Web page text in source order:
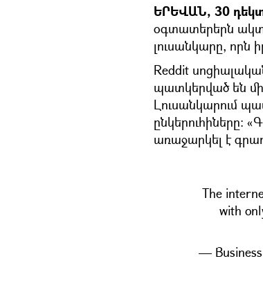
ԵՐԵՎԱՆ, 30
օգտատերերն
լուսանկարը, որն
Reddit
պատկերված են մի
Լուսանկարում
ընկերուհիները։
առաջարկել է
The
with
— Business